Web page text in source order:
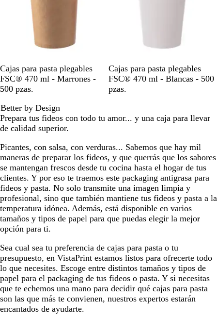
M
a
r
ó
n
Cajas para pasta plegables
FSC® 470 ml - Marrones -
500 pzas.
Better by Design
B
l
a
o
Cajas para pasta plegables
FSC® 470 ml - Blancas - 500
pzas.
Prepara tus fideos con todo tu amor... y una caja para llevar
de calidad superior.
Picantes, con salsa, con verduras... Sabemos que hay mil
maneras de preparar los fideos, y que querrás que los sabores
se mantengan frescos desde tu cocina hasta el hogar de tus
clientes. Y por eso te traemos este packaging antigrasa para
fideos y pasta. No solo transmite una imagen limpia y
profesional, sino que también mantiene tus fideos y pasta a la
temperatura idónea. Además, está disponible en varios
tamaños y tipos de papel para que puedas elegir la mejor
opción para ti.
Sea cual sea tu preferencia de cajas para pasta o tu
presupuesto, en VistaPrint estamos listos para ofrecerte todo
lo que necesites. Escoge entre distintos tamaños y tipos de
papel para el packaging de tus fideos o pasta. Y si necesitas
que te echemos una mano para decidir qué cajas para pasta
son las que más te convienen, nuestros expertos estarán
encantados de ayudarte.